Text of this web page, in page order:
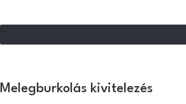
Melegburkolás kivitelezés